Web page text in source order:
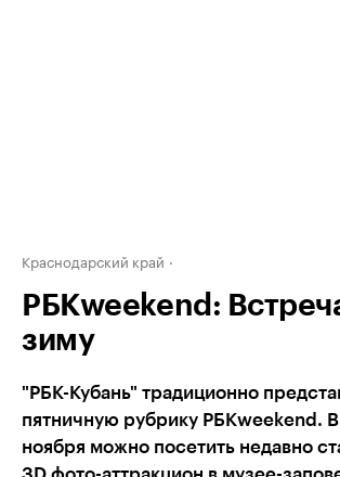
Краснодарский край
РБКweekend:
зиму
"РБК-Кубань" традиционно
пятничную рубрику РБКweekend. В
ноября можно посетить недавно